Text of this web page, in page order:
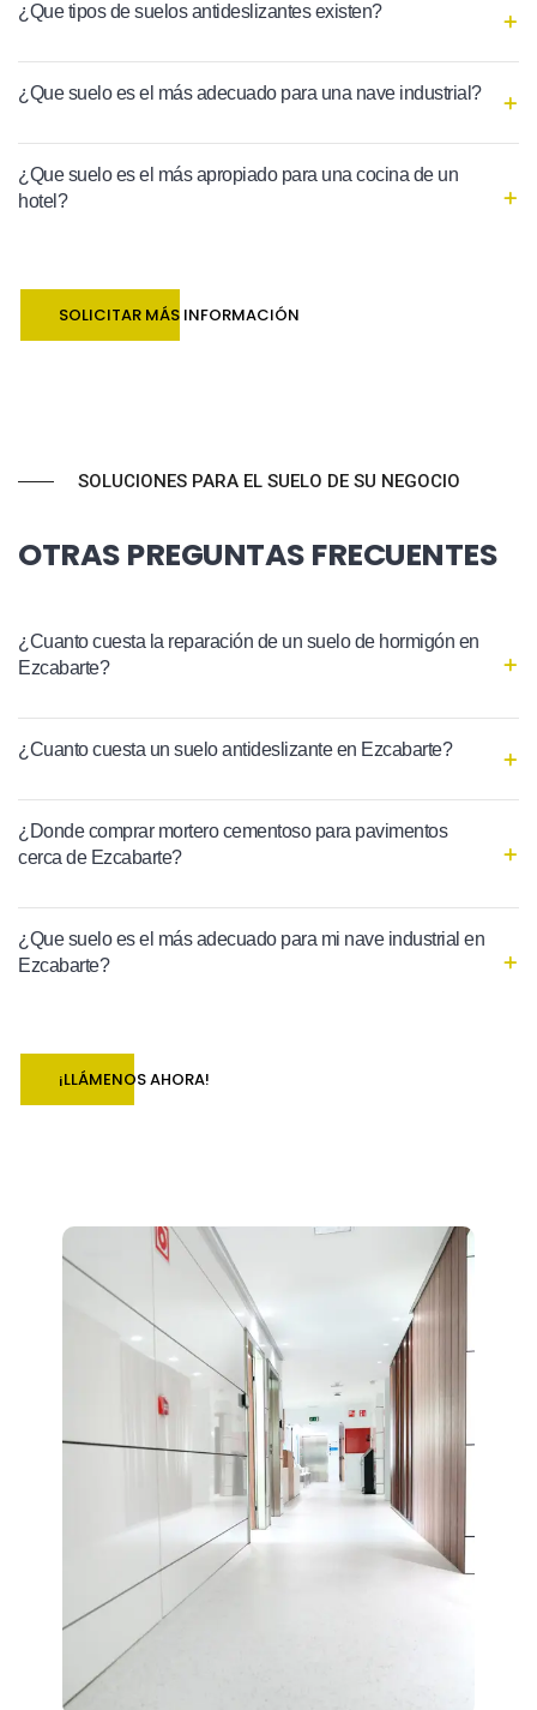
¿Que tipos de suelos antideslizantes existen?
¿Que suelo es el más adecuado para una nave industrial?
¿Que suelo es el más apropiado para una cocina de un
hotel?
SOLICITAR MÁS INFORMACIÓN
SOLUCIONES PARA EL SUELO DE SU NEGOCIO
OTRAS PREGUNTAS FRECUENTES
¿Cuanto cuesta la reparación de un suelo de hormigón en
Ezcabarte?
¿Cuanto cuesta un suelo antideslizante en Ezcabarte?
¿Donde comprar mortero cementoso para pavimentos
cerca de Ezcabarte?
¿Que suelo es el más adecuado para mi nave industrial en
Ezcabarte?
¡LLÁMENOS AHORA!